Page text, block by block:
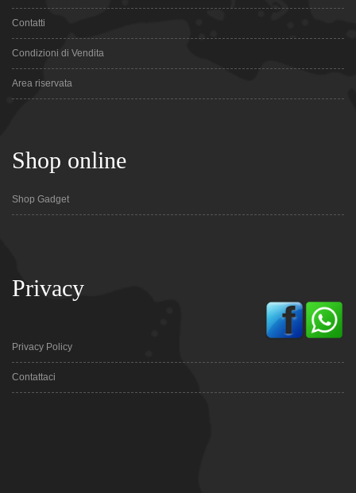
Contatti
Condizioni di Vendita
Area riservata
Shop online
Shop Gadget
Privacy
Privacy Policy
Contattaci